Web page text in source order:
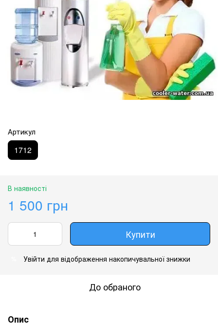
Артикул
1712
В наявності
1 500 грн
Купити
Увійти для відображення накопичувальної знижки
До обраного
Опис